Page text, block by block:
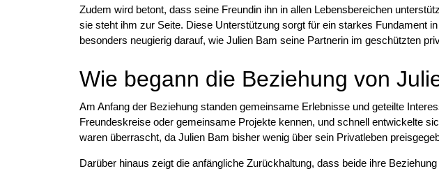
Zudem wird betont, dass seine Freundin ihn in allen Lebensbereichen
sie steht ihm zur Seite. Diese Unterstützung sorgt für ein starkes Fundament
besonders neugierig darauf, wie Julien Bam seine Partnerin im geschützten
Wie begann die Beziehung von
Am Anfang der Beziehung standen gemeinsame Erlebnisse und geteilte
Freundeskreise oder gemeinsame Projekte kennen, und schnell entwickelte
waren überrascht, da Julien Bam bisher wenig über sein Privatleben
Darüber hinaus zeigt die anfängliche Zurückhaltung, dass beide ihre